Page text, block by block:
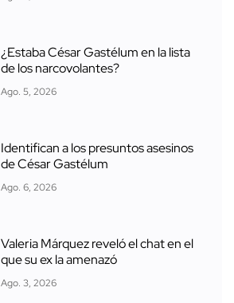
¿Estaba César Gastélum en la lista
de los narcovolantes?
Ago. 5, 2026
Identifican a los presuntos asesinos
de César Gastélum
Ago. 6, 2026
Valeria Márquez reveló el chat en el
que su ex la amenazó
Ago. 3, 2026